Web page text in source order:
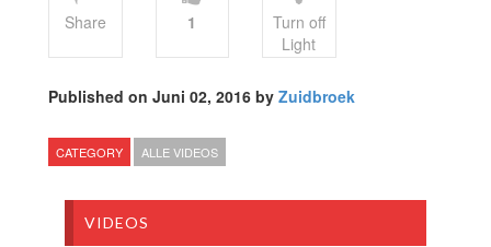
Share 1
Turn off
Light
Published on Juni 02, 2016 by Zuidbroek
CATEGORY ALLE VIDEOS
VIDEOS